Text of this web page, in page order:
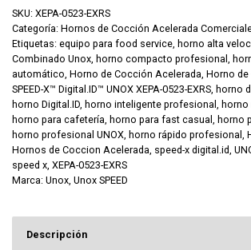
SKU: XEPA-0523-EXRS
Categoría: Hornos de Cocción Acelerada
Etiquetas: equipo para food service, horno alta
Combinado Unox, horno compacto profesional ,
automático, Horno de Cocción Acelerada, Horno
SPEED-X™ Digital.ID™ UNOX XEPA-0523-EXRS, horno
horno Digital.ID, horno inteligente profesional ,
horno para cafetería, horno para fast casual , horno
horno profesional UNOX, horno rápido profesional ,
Hornos de Coccion Acelerada, speed-x digital.id,
speed x, XEPA-0523-EXRS
Marca: Unox, Unox SPEED
Descripción